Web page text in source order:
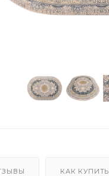
КАК КУПИТЬ